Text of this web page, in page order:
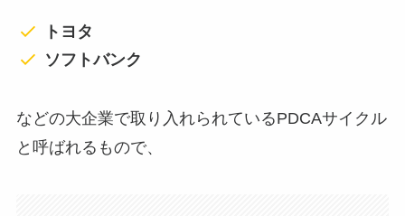
トヨタ
ソフトバンク
などの大企業で取り入れられているPDCAサイクル
と呼ばれるもので、